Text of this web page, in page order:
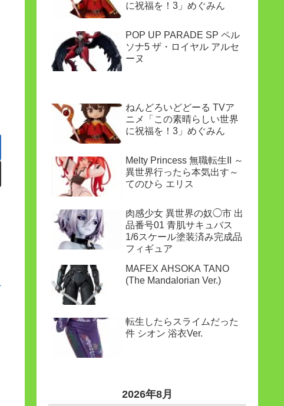
に祝福を！3」めぐみん
POP UP PARADE SP ペル
ソナ5 ザ・ロイヤル アルセ
ーヌ
ねんどろいどどーる TVア
ニメ「この素晴らしい世界
に祝福を！3」めぐみん
Melty Princess 無職転生II ～
異世界行ったら本気出す～
てのひら エリス
肉感少女 異世界の奴◯市 出
品番号01 青肌サキュバス
1/6スケール塗装済み完成品
フィギュア
MAFEX AHSOKA TANO
(The Mandalorian Ver.)
転生したらスライムだった
件 シオン 浴衣Ver.
2026年8月